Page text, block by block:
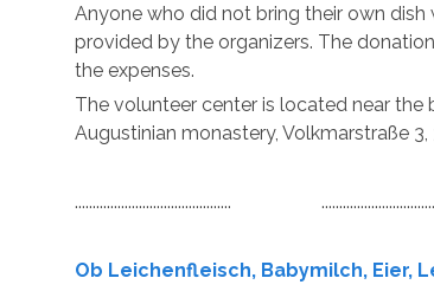
Anyone who did not bring their own
provided by the organizers. The
the expenses.
The volunteer center is located near
Augustinian monastery, Volkmarstraße
............................................
Ob Leichenfleisch, Babymilch, Eier,